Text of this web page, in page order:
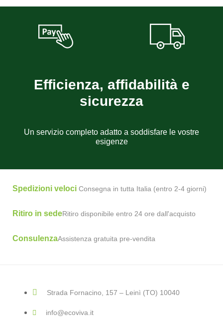
Efficienza, affidabilità e
sicurezza
Un servizio completo adatto a soddisfare le vostre
esigenze
Spedizioni veloci Consegna in tutta Italia (entro 2-4 giorni)
Ritiro in sedeRitiro disponibile entro 24 ore dall'acquisto
ConsulenzaAssistenza gratuita pre-vendita
Strada Fornacino, 157 – Leinì (TO) 10040
info@ecoviva.it